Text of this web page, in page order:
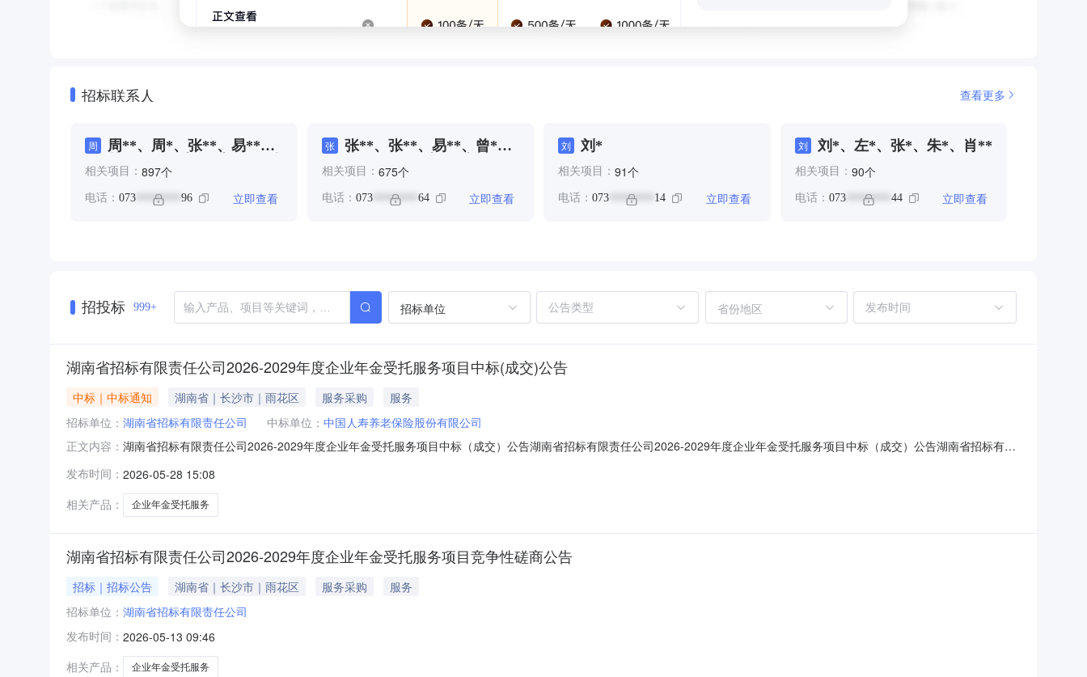
招标联系人 查看更多
周
周**、周*、张**、易**、
**
相关项目： 897个
电话： 073 ******** 96 立即查看
张
张**、张**、易**、曾*、
陈**
相关项目： 675个
电话： 073******** 64 立即查看
刘 刘*
相关项目： 91个
电话： 073 ******** 14 立即查看
刘 刘*、左*、张*、朱*、肖**
相关项目： 90个
电话： 073******** 44 立即查看
招投标 999+ 招标单位 省份地区
湖南省招标有限责任公司2026-2029年度企业年金受托服务项目中标(成交)公告
中标｜中标通知 湖南省｜长沙市｜雨花区 服务采购
服务
招标单位： 湖南省招标有限责任公司 中标单位： 中国人寿养老保险股份有限公司
正文内容： 湖南省招标有限责任公司2026-2029年度企业年金受托服务项目中标（成交）公告湖南省招标有限责任公司2026-2029年度企业年金受托服务项目中标（成交）公告湖南省招标有限
有限责任公司2026-2029年度企业年金受托服务项目采购项目内容与数量：序号包名称数量包1湖南省招标有限责任公司2026-2029年度企业年金受托服务项目1项二、供应商来源
发布时间： 2026-05-28 15:08
相关产品：
企业年金受托服务
湖南省招标有限责任公司2026-2029年度企业年金受托服务项目竞争性磋商公告
招标｜招标公告 湖南省｜长沙市｜雨花区 服务采购
服务
招标单位： 湖南省招标有限责任公司
发布时间： 2026-05-13 09:46
相关产品：
企业年金受托服务